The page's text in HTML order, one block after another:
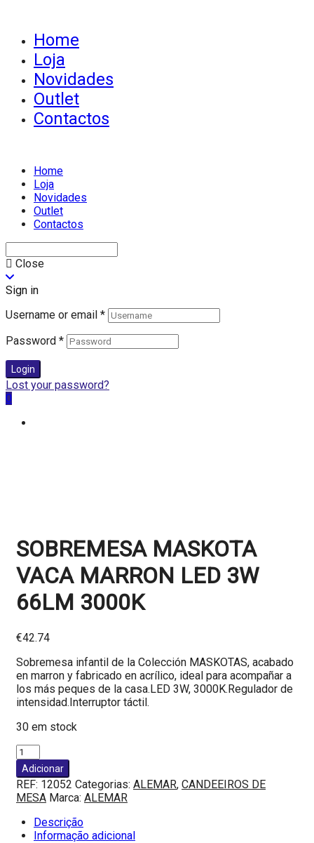
Home
Loja
Novidades
Outlet
Contactos
Home
Loja
Novidades
Outlet
Contactos
Close
Sign in
Username or email *
Password *
Login
Lost your password?
0
SOBREMESA MASKOTA
VACA MARRON LED 3W
66LM 3000K
€42.74
Sobremesa infantil de la Colección MASKOTAS, acabado
en marron y fabricado en acrílico, ideal para acompañar a
los más peques de la casa.LED 3W, 3000K.Regulador de
intensidad.Interruptor táctil.
30 em stock
Quantidade
de
SOBREMESA
MASKOTA
VACA
MARRON
LED
Adicionar
REF: 12052 Categorias: ALEMAR, CANDEEIROS DE
MESA Marca: ALEMAR
Descrição
Informação adicional